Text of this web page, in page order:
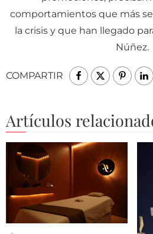
comportamientos que más
la crisis y que han llegado
Núñez.
COMPARTIR
Artículos